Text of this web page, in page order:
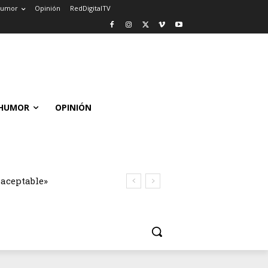
Opinión RedDigitalTV
OPINIÓN